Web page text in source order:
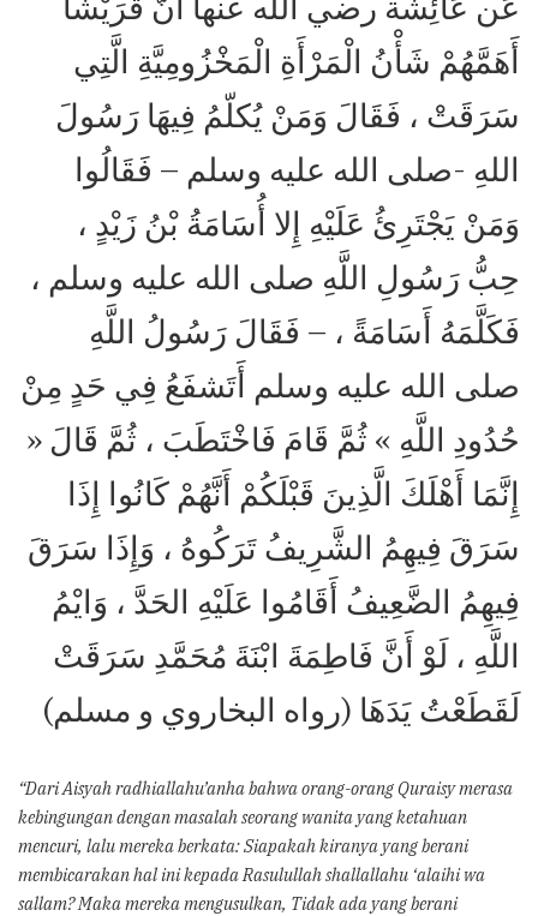
أَهَمَّهُمْ شَأْنُ الْمَرْأَةِ الْمَخْزُومِيَّةِ الَّتِي
سَرَقَتْ ، فَقَالَ وَمَنْ يُكلّمُ فِيهَا رَسُولَ
اللهِ -صلى الله عليه وسلم – فَقَالُوا
وَمَنْ يَجْتَرِئُ عَلَيْهِ إِلا أُسَامَةُ بْنُ زَيْدٍ ،
حِبُّ رَسُولِ اللَّهِ صلى الله عليه وسلم ،
فَكَلَّمَهُ أَسَامَةً ، – فَقَالَ رَسُولُ اللَّهِ
صلى الله عليه وسلم أَتَشفَعُ فِي حَدٍ مِنْ
حُدُودِ اللَّهِ » ثُمَّ قَامَ فَاخْتَطَبَ ، ثُمَّ قَالَ «
إِنَّمَا أَهْلَكَ الَّذِينَ قَبْلَكُمْ أَنَّهُمْ كَانُوا إِذَا
سَرَقَ فِيهِمُ الشَّرِيفُ تَرَكُوهُ ، وَإِذَا سَرَقَ
فِيهِمُ الضَّعِيفُ أَقَامُوا عَلَيْهِ الحَدَّ ، وَايْمُ
اللَّهِ ، لَوْ أَنَّ فَاطِمَةَ ابْنَةَ مُحَمَّدِ سَرَقَتْ
لَقَطَعْتُ يَدَهَا (رواه البخاروي و مسلم)
“Dari Aisyah radhiallahu’anha bahwa orang-orang Quraisy merasa
kebingungan dengan masalah seorang wanita yang ketahuan
mencuri, lalu mereka berkata: Siapakah kiranya yang berani
membicarakan hal ini kepada Rasulullah shallallahu ‘alaihi wa
sallam? Maka mereka mengusulkan, Tidak ada yang berani